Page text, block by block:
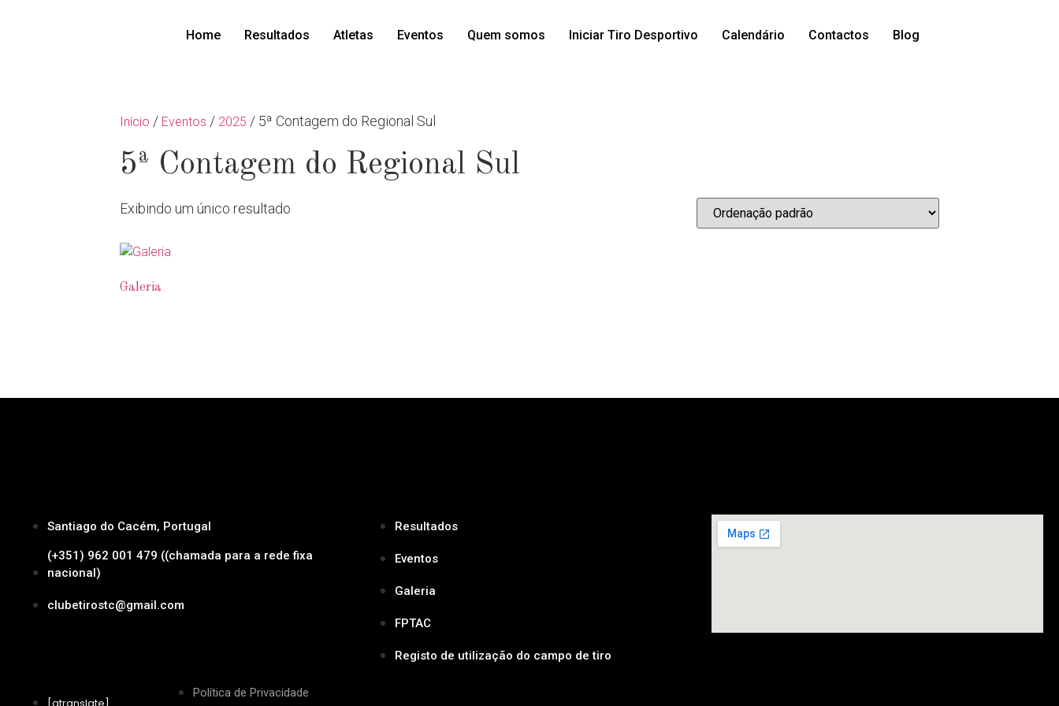
Home Resultados Atletas Eventos Quem somos Iniciar Tiro Desportivo Calendário Contactos Blog
Início / Eventos / 2025 / 5ª Contagem do Regional Sul
5ª Contagem do Regional Sul
Exibindo um único resultado
Galeria
Santiago do Cacém, Portugal
(+351) 962 001 479 ((chamada para a rede fixa
nacional)
clubetirostc@gmail.com
Resultados
Eventos
Galeria
FPTAC
Registo de utilização do campo de tiro
Política de Privacidade